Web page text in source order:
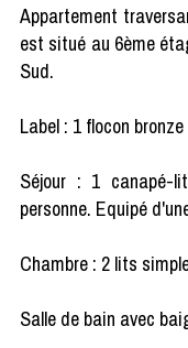
Appartement
est situé au 6ème
Sud.
Label : 1 flocon bronze
Séjour : 1 canapé-
personne. Equipé
Chambre : 2 lits
Salle de bain avec